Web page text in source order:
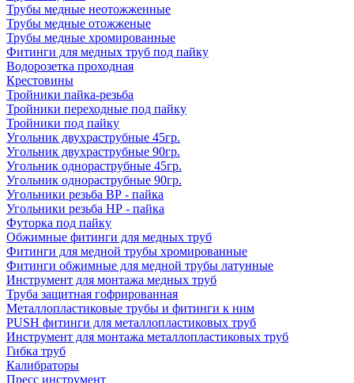
Трубы медные неотожженные
Трубы медные отожженые
Трубы медные хромированные
Фитинги для медных труб под пайку
Водорозетка проходная
Крестовины
Тройники пайка-резьба
Тройники переходные под пайку
Тройники под пайку
Угольник двухраструбные 45гр.
Угольник двухраструбные 90гр.
Угольник однораструбные 45гр.
Угольник однораструбные 90гр.
Угольники резьба ВР - пайка
Угольники резьба НР - пайка
Футорка под пайку
Обжимные фитинги для медных труб
Фитинги для медной трубы хромированные
Фитинги обжимные для медной трубы латунные
Инструмент для монтажа медных труб
Труба защитная гофрированная
Металлопластиковые трубы и фитинги к ним
PUSH фитинги для металлопластиковых труб
Инструмент для монтажа металлопластиковых труб
Гибка труб
Калибраторы
Пресс инструмент